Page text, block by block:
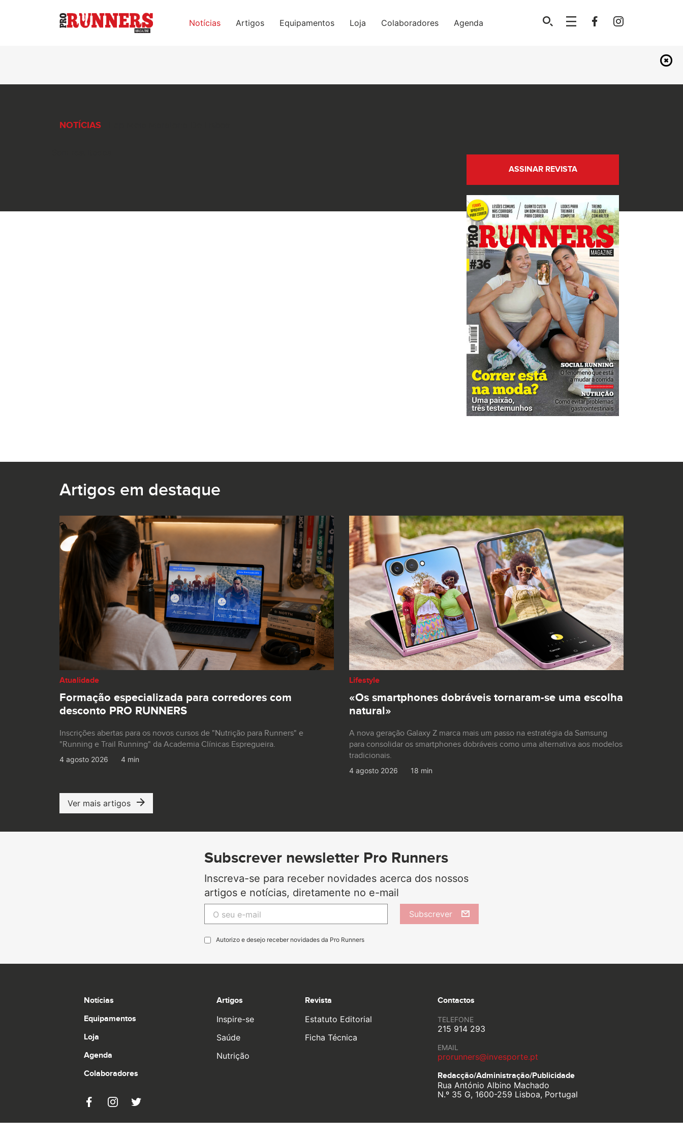
Notícias Artigos Equipamentos Loja Colaboradores Agenda
NOTÍCIAS
ASSINAR REVISTA
Artigos em destaque
Atualidade
Formação especializada para corredores com
desconto PRO RUNNERS
Inscrições abertas para os novos cursos de "Nutrição para Runners" e
"Running e Trail Running" da Academia Clínicas Espregueira.
4 agosto 2026 4 min
Lifestyle
«Os smartphones dobráveis tornaram-se uma escolha
natural»
A nova geração Galaxy Z marca mais um passo na estratégia da Samsung
para consolidar os smartphones dobráveis como uma alternativa aos modelos
tradicionais.
4 agosto 2026 18 min
Ver mais artigos
Subscrever newsletter Pro Runners
Inscreva-se para receber novidades acerca dos nossos
artigos e notícias, diretamente no e-mail
Autorizo e desejo receber novidades da Pro Runners
Subscrever
Notícias
Equipamentos
Loja
Agenda
Colaboradores
Artigos
Inspire-se
Saúde
Nutrição
Revista
Estatuto Editorial
Ficha Técnica
Contactos
TELEFONE
215 914 293
EMAIL
prorunners@invesporte.pt
Redacção/Administração/Publicidade
Rua António Albino Machado
N.º 35 G, 1600-259 Lisboa, Portugal